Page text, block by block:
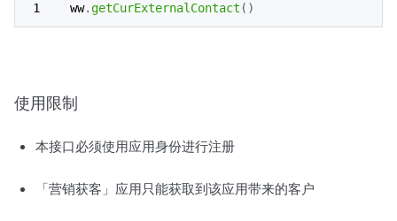
ww.getCurExternalContact ( )
使用限制
本接口必须使用应用身份进行注册
「营销获客」应用只能获取到该应用带来的客户